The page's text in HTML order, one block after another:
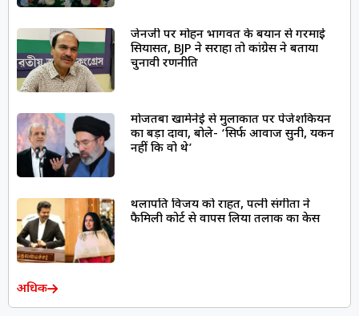
जेनजी पर मोहन भागवत के बयान से गरमाई
सियासत, BJP ने सराहा तो कांग्रेस ने बताया
चुनावी रणनीति
मोजतबा खामेनेई से मुलाकात पर पेजेशकियन
का बड़ा दावा, बोले- ‘सिर्फ आवाज सुनी, यकीन
नहीं कि वो थे’
थलापति विजय को राहत, पत्नी संगीता ने
फैमिली कोर्ट से वापस लिया तलाक का केस
अधिक